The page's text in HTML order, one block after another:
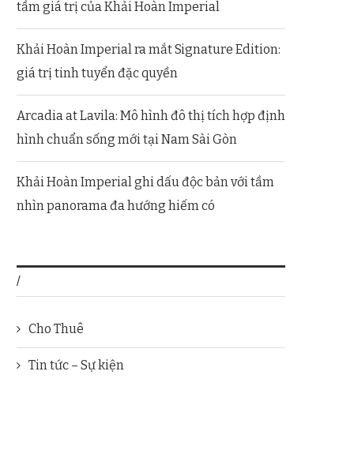
tầm giá trị của Khải Hoàn Imperial
Khải Hoàn Imperial ra mắt Signature Edition:
giá trị tinh tuyển đặc quyền
Arcadia at Lavila: Mô hình đô thị tích hợp định
hình chuẩn sống mới tại Nam Sài Gòn
Khải Hoàn Imperial ghi dấu độc bản với tầm
nhìn panorama đa hướng hiếm có
/
Cho Thuê
Tin tức – Sự kiện